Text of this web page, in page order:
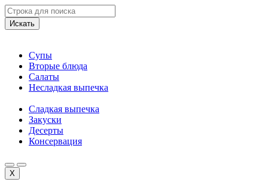
Искать
Супы
Вторые блюда
Салаты
Несладкая выпечка
Сладкая выпечка
Закуски
Десерты
Консервация
X